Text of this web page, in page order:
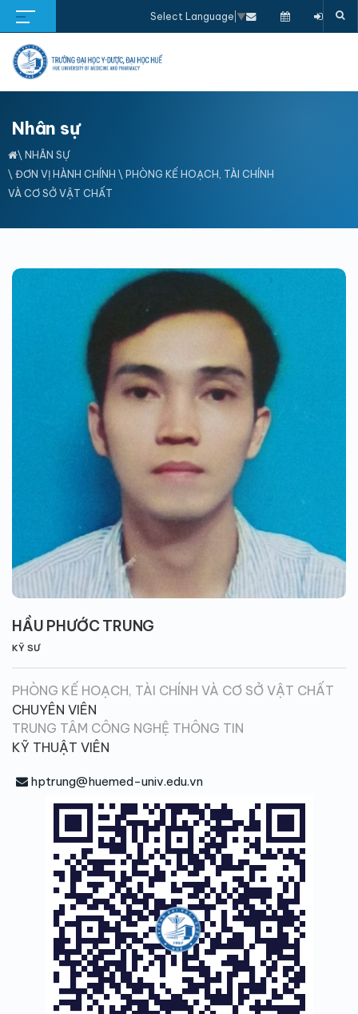
Select Language ▼
Nhân sự
\ NHÂN SỰ
\ ĐƠN VỊ HÀNH CHÍNH \ PHÒNG KẾ HOẠCH, TÀI CHÍNH
VÀ CƠ SỞ VẬT CHẤT
HẦU PHƯỚC TRUNG
KỸ SƯ
PHÒNG KẾ HOẠCH, TÀI CHÍNH VÀ CƠ SỞ VẬT CHẤT
CHUYÊN VIÊN
TRUNG TÂM CÔNG NGHỆ THÔNG TIN
KỸ THUẬT VIÊN
hptrung@huemed-univ.edu.vn